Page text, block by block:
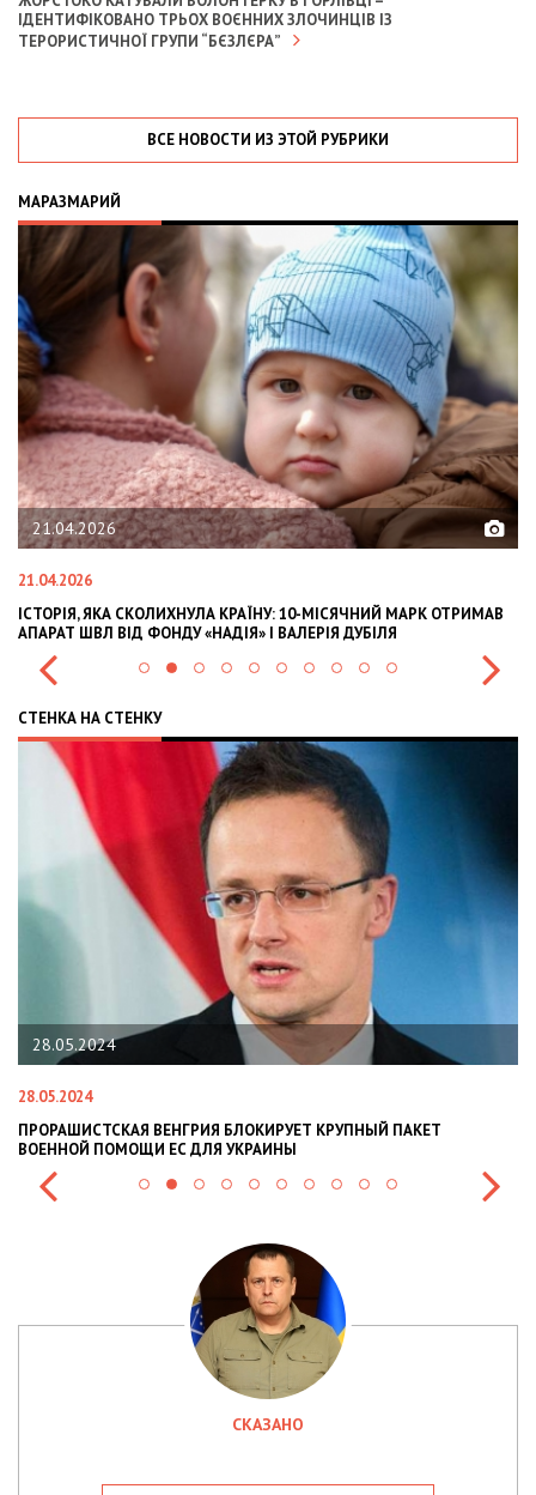
ІДЕНТИФІКОВАНО ТРЬОХ ВОЄННИХ ЗЛОЧИНЦІВ ІЗ
ТЕРОРИСТИЧНОЇ ГРУПИ “БЄЗЛЄРА”
ВСЕ НОВОСТИ ИЗ ЭТОЙ РУБРИКИ
МАРАЗМАРИЙ
МІСЯЧНИЙ МАРК ОТРИМАВ
ДУБІЛЯ
02.02.2026
OLEKSII ABASOV: HOW UKRAINIAN
INTERNATIONAL INVESTMENTS AND HEDGE
СТЕНКА НА СТЕНКУ
КРУПНЫЙ ПАКЕТ
22.01.2024
НАЦПОЛІЦІЯ ЛЯКАЄ ГРОМАДЯН
СИТУАЦІЇ В РАЗІ МОБІЛІЗАЦІЇ
СКАЗАНО